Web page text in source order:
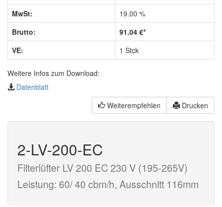
MwSt:
19.00 %
Brutto:
91.04 €*
VE:
1 Stck
Weitere Infos zum Download:
Datenblatt
Weiterempfehlen
Drucken
2-LV-200-EC
Filterlüfter LV 200 EC 230 V (195-265V)
Leistung: 60/ 40 cbm/h, Ausschnitt 116mm